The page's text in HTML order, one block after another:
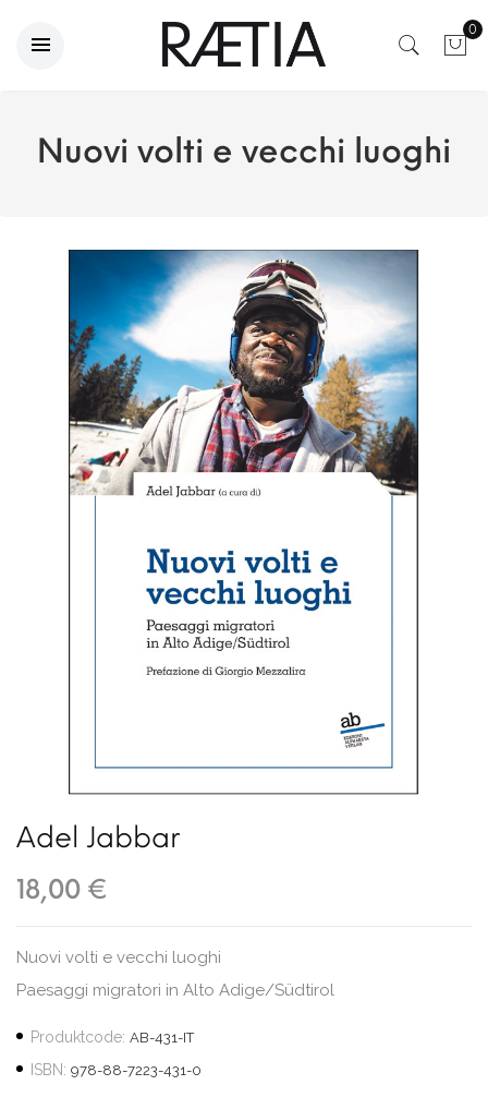
0
Nuovi volti e vecchi luoghi
Adel Jabbar
18,00 €
Nuovi volti e vecchi luoghi
Paesaggi migratori in Alto Adige/Südtirol
Produktcode: AB-431-IT
ISBN: 978-88-7223-431-0